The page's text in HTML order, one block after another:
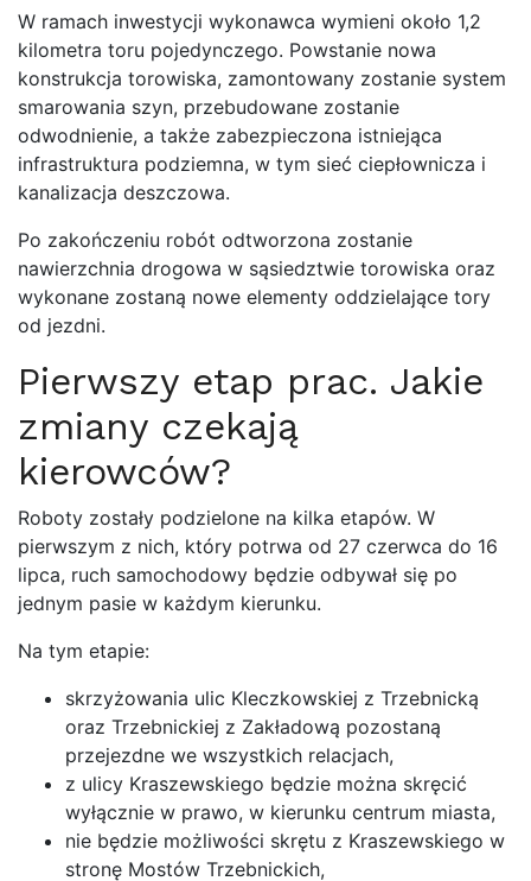
W ramach inwestycji wykonawca wymieni około 1,2
kilometra toru pojedynczego. Powstanie nowa
konstrukcja torowiska, zamontowany zostanie system
smarowania szyn, przebudowane zostanie
odwodnienie, a także zabezpieczona istniejąca
infrastruktura podziemna, w tym sieć ciepłownicza i
kanalizacja deszczowa.
Po zakończeniu robót odtworzona zostanie
nawierzchnia drogowa w sąsiedztwie torowiska oraz
wykonane zostaną nowe elementy oddzielające tory
od jezdni.
Pierwszy etap prac. Jakie
zmiany czekają
kierowców?
Roboty zostały podzielone na kilka etapów. W
pierwszym z nich, który potrwa od 27 czerwca do 16
lipca, ruch samochodowy będzie odbywał się po
jednym pasie w każdym kierunku.
Na tym etapie:
skrzyżowania ulic Kleczkowskiej z Trzebnicką
oraz Trzebnickiej z Zakładową pozostaną
przejezdne we wszystkich relacjach,
z ulicy Kraszewskiego będzie można skręcić
wyłącznie w prawo, w kierunku centrum miasta,
nie będzie możliwości skrętu z Kraszewskiego w
stronę Mostów Trzebnickich,